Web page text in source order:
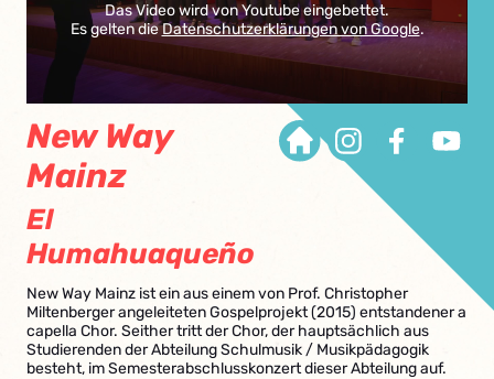
Das Video wird von Youtube eingebettet.
Es gelten dieDatenschutzerklärungen von Google.
New Way
Mainz
El
Humahuaqueño
New Way Mainz ist ein aus einem von Prof. Christopher
Miltenberger angeleiteten Gospelprojekt (2015) entstandener a
capella Chor. Seither tritt der Chor, der hauptsächlich aus
Studierenden der Abteilung Schulmusik / Musikpädagogik
besteht, im Semesterabschlusskonzert dieser Abteilung auf.